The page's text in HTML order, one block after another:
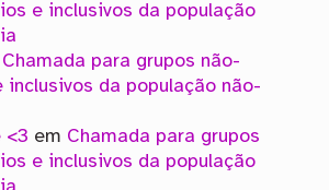
e inclusivos da população
Chamada para grupos não-
inclusivos da população não-
<3 em Chamada para grupos
e inclusivos da população